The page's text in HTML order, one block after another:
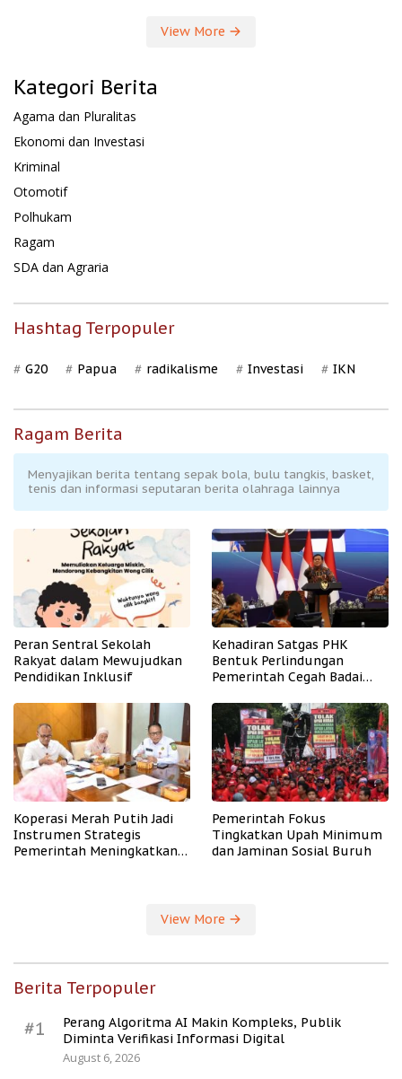
View More
Kategori Berita
Agama dan Pluralitas
Ekonomi dan Investasi
Kriminal
Otomotif
Polhukam
Ragam
SDA dan Agraria
Hashtag Terpopuler
G20 Papua radikalisme Investasi IKN
Ragam Berita
Menyajikan berita tentang sepak bola, bulu tangkis, basket,
tenis dan informasi seputaran berita olahraga lainnya
Peran Sentral Sekolah
Rakyat dalam Mewujudkan
Pendidikan Inklusif
Kehadiran Satgas PHK
Bentuk Perlindungan
Pemerintah Cegah Badai
Koperasi Merah Putih Jadi
Instrumen Strategis
Pemerintah Meningkatkan
Pemerintah Fokus
Tingkatkan Upah Minimum
dan Jaminan Sosial Buruh
View More
Berita Terpopuler
#1
Perang Algoritma AI Makin Kompleks, Publik
Diminta Verifikasi Informasi Digital
August 6, 2026